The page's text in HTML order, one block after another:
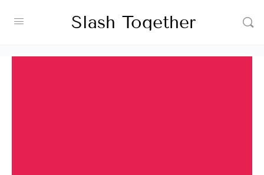
Slash Together